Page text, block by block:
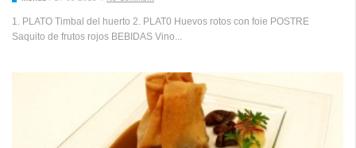
1. PLATO Timbal del huerto 2. PLAT0 Huevos rotos con foie POSTRE
Saquito de frutos rojos BEBIDAS Vino...